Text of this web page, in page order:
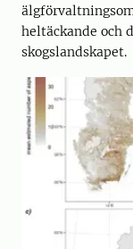
heltäckande och
skogslandskapet.